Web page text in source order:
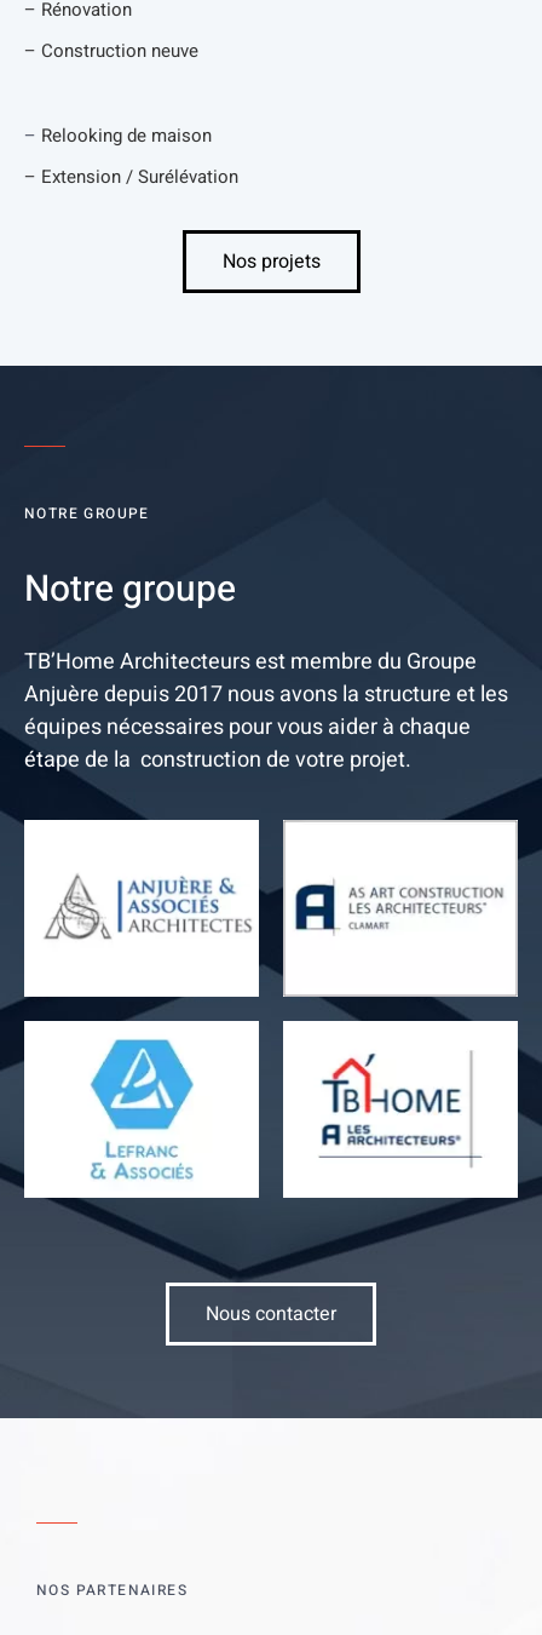
– Rénovation
– Construction neuve
– Relooking de maison
– Extension / Surélévation
Nos projets
NOTRE GROUPE
Notre groupe
TB’Home Architecteurs est membre du Groupe
Anjuère depuis 2017 nous avons la structure et les
équipes nécessaires pour vous aider à chaque
étape de la construction de votre projet.
Nous contacter
NOS PARTENAIRES